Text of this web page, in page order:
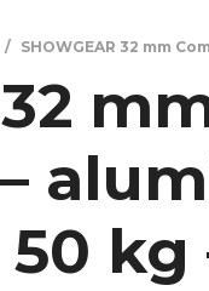
/ SHOWGEAR 32 mm
32
kg